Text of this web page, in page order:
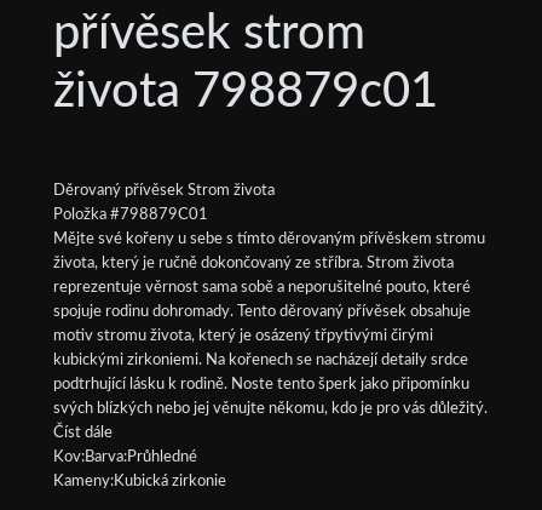
přívěsek strom
života 798879c01
Děrovaný přívěsek Strom života
Položka #798879C01
Mějte své kořeny u sebe s tímto děrovaným přívěskem stromu
života, který je ručně dokončovaný ze stříbra. Strom života
reprezentuje věrnost sama sobě a neporušitelné pouto, které
spojuje rodinu dohromady. Tento děrovaný přívěsek obsahuje
motiv stromu života, který je osázený třpytivými čirými
kubickými zirkoniemi. Na kořenech se nacházejí detaily srdce
podtrhující lásku k rodině. Noste tento šperk jako připomínku
svých blízkých nebo jej věnujte někomu, kdo je pro vás důležitý.
Číst dále
Kov:Barva:Průhledné
Kameny:Kubická zirkonie